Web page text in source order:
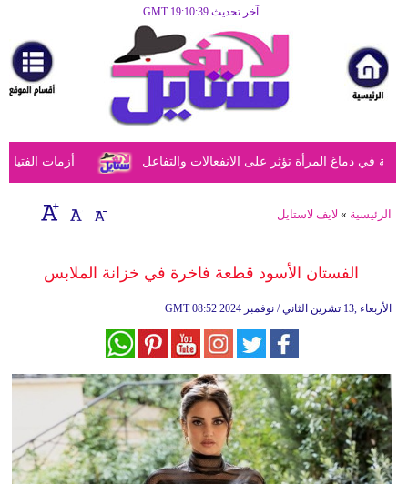
آخر تحديث GMT 19:10:39
مرأة
أزياء
أزياء
إسلامية
صحة
أبراج
فيديو
مدوَنات
أزمات الفتيات دماغ المرأة تؤثر على الانفعالات والتفاعل
الرئيسية » لايف لاستايل
الفستان الأسود قطعة فاخرة في خزانة الملابس
GMT 08:52 2024 الأربعاء ,13 تشرين الثاني / نوفمبر